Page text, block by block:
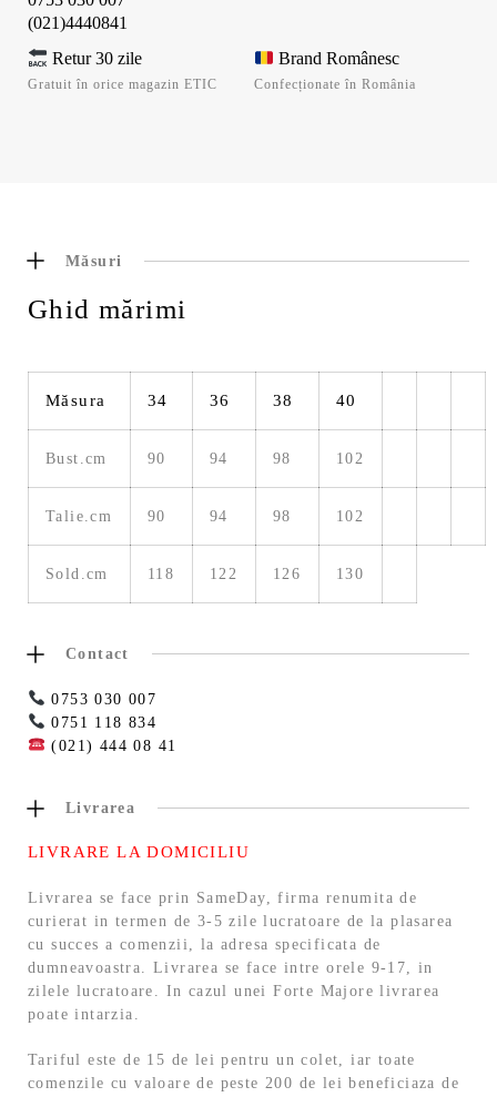
(021)4440841
Retur 30 zile
Gratuit în orice magazin ETIC
Brand Românesc
Confecționate în România
Măsuri
Ghid mărimi
Măsura 34 36 38 40
Bust.cm 90 94 98 102
Talie.cm 90 94 98 102
Sold.cm 118 122 126 130
Contact
0753 030 007
0751 118 834
(021) 444 08 41
Livrarea
LIVRARE LA DOMICILIU
Livrarea se face prin SameDay, firma renumita de
curierat in termen de 3-5 zile lucratoare de la plasarea
cu succes a comenzii, la adresa specificata de
dumneavoastra. Livrarea se face intre orele 9-17, in
zilele lucratoare. In cazul unei Forte Majore livrarea
poate intarzia.
Tariful este de 15 de lei pentru un colet, iar toate
comenzile cu valoare de peste 200 de lei beneficiaza de